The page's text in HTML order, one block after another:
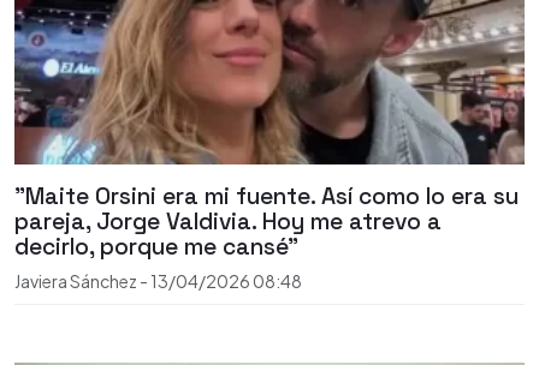
"Maite Orsini era mi fuente. Así como lo era su
pareja, Jorge Valdivia. Hoy me atrevo a
decirlo, porque me cansé"
Javiera Sánchez - 13/04/2026 08:48